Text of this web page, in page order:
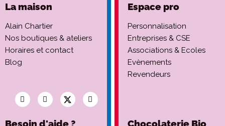
La maison
Alain Chartier
Nos boutiques & ateliers
Horaires et contact
Blog
Espace pro
Personnalisation
Entreprises & CSE
Associations & Ecoles
Evènements
Revendeurs
Besoin d'aide ? Chocolaterie Bio